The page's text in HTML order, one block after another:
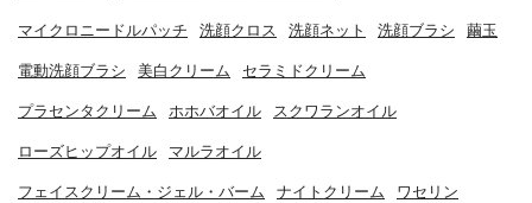
マイクロニードルパッチ 洗顔クロス 洗顔ネット 洗顔ブラシ 繭玉
電動洗顔ブラシ 美白クリーム セラミドクリーム
プラセンタクリーム ホホバオイル スクワランオイル
ローズヒップオイル マルラオイル
フェイスクリーム・ジェル・バーム ナイトクリーム ワセリン